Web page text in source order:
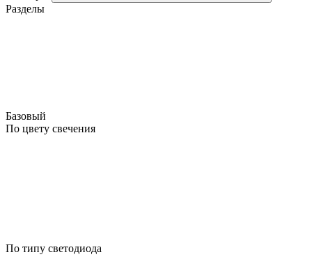
Разделы
Базовый
По цвету свечения
По типу светодиода